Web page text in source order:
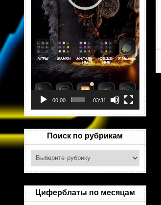
00:00 03:31
Поиск по рубрикам
Поиск
рубрикам
Циферблаты по месяцам